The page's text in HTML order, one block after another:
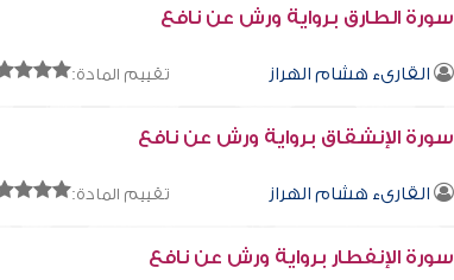
سورة الطارق برواية ورش عن نافع
القارىء هشام الهراز تقييم المادة:
سورة الإنشقاق برواية ورش عن نافع
القارىء هشام الهراز تقييم المادة:
سورة الإنفطار برواية ورش عن نافع